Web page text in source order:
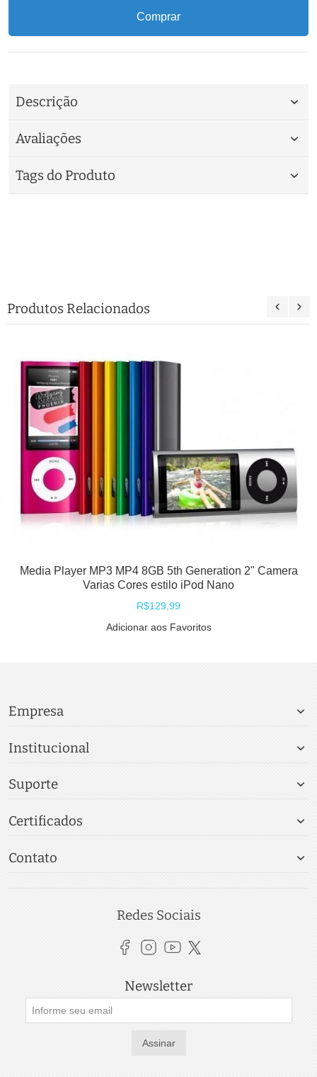
Comprar
Descrição
Avaliações
Tags do Produto
Produtos Relacionados
Media Player MP3 MP4 8GB 5th Generation 2" Camera
Varias Cores estilo iPod Nano
R$129,99
Adicionar aos Favoritos
Empresa
Institucional
Suporte
Certificados
Contato
Redes Sociais
Newsletter
Assinar